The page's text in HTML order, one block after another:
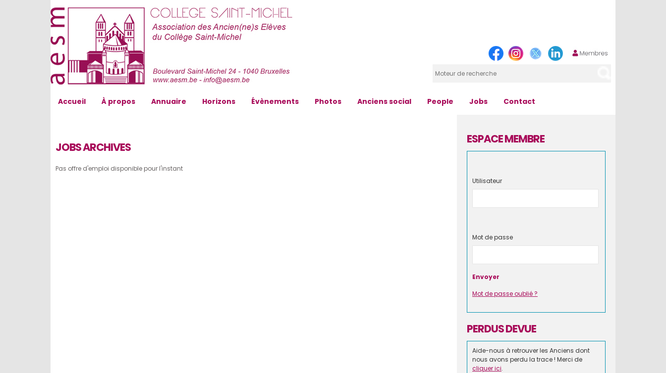
Accueil À propos Annuaire Horizons Évènements Photos Anciens social People Jobs Contact
JOBS ARCHIVES
Pas offre d'emploi disponible pour l'instant
ESPACE MEMBRE
Utilisateur
Mot de passe
Mot de passe oublié ?
PERDUS DEVUE
Aide-nous à retrouver les Anciens dont
nous avons perdu la trace ! Merci de
cliquer ici.